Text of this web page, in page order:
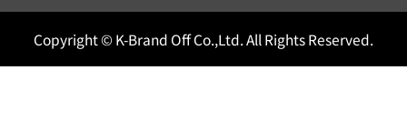
Copyright © K-Brand Off Co.,Ltd. All Rights Reserved.